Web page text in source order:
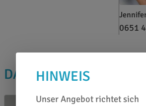
0651
DAS PASST DAZU
HINWEIS
Unser Angebot richtet sich